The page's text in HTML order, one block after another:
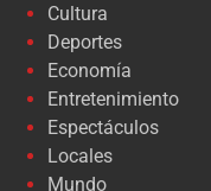
Cultura
Deportes
Economía
Entretenimiento
Espectáculos
Locales
Mundo